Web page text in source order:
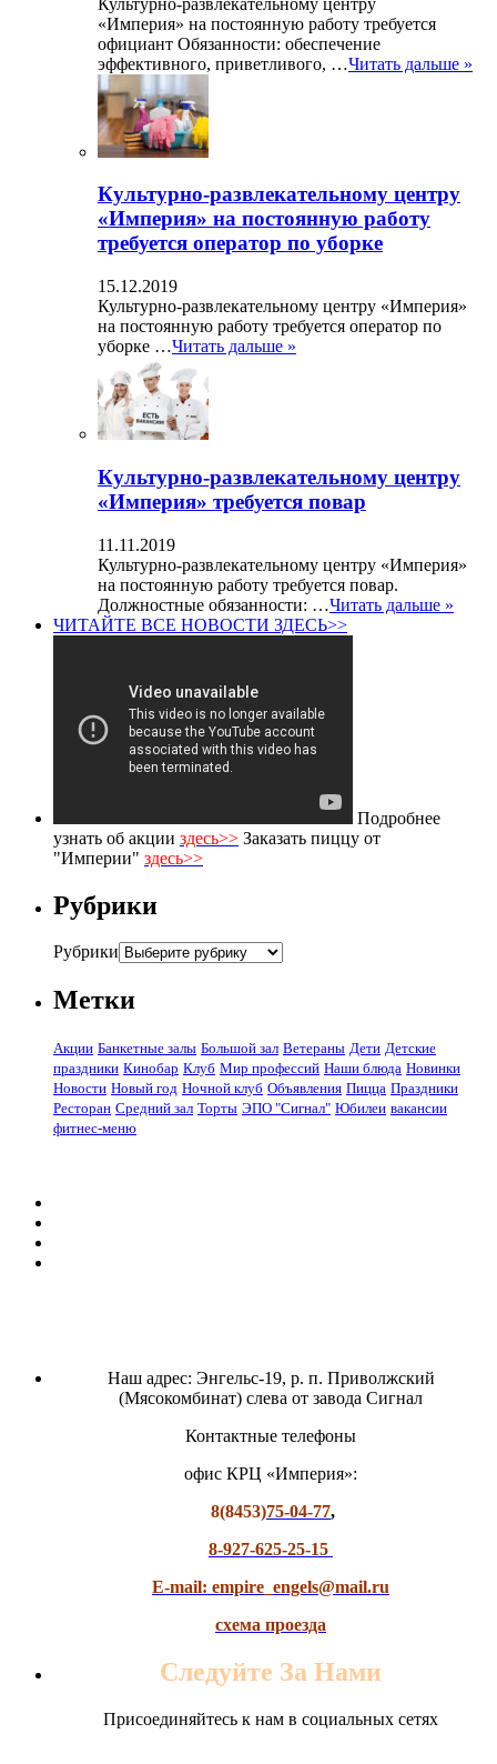
«Империя» на постоянную работу требуется
официант Обязанности: обеспечение
эффективного, приветливого, …Читать дальше »
Культурно-развлекательному центру
«Империя» на постоянную работу
требуется оператор по уборке
15.12.2019
Культурно-развлекательному центру «Империя»
на постоянную работу требуется оператор по
уборке …Читать дальше »
Культурно-развлекательному центру
«Империя» требуется повар
11.11.2019
Культурно-развлекательному центру «Империя»
на постоянную работу требуется повар.
Должностные обязанности: …Читать дальше »
ЧИТАЙТЕ ВСЕ НОВОСТИ ЗДЕСЬ>>
Подробнее
узнать об акции здесь>> Заказать пиццу от
"Империи" здесь>>
Рубрики
Рубрики
Метки
Акции Банкетные залы Большой зал Ветераны Дети Детские
праздники Кинобар Клуб Мир профессий Наши блюда Новинки
Новости Новый год Ночной клуб Объявления Пицца Праздники
Ресторан Средний зал Торты ЭПО "Сигнал" Юбилеи вакансии
фитнес-меню
Наш адрес: Энгельс-19, р. п. Приволжский
(Мясокомбинат) слева от завода Сигнал
Контактные телефоны
офис КРЦ «Империя»:
8(8453)75-04-77,
8-927-625-25-15
E-mail: empire_engels@mail.ru
схема проезда
Следуйте За Нами
Присоединяйтесь к нам в социальных сетях